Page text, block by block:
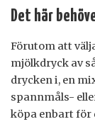
Det här
Förutom att
mjölkdryck av
drycken i, en
spannmåls-
köpa enbart för